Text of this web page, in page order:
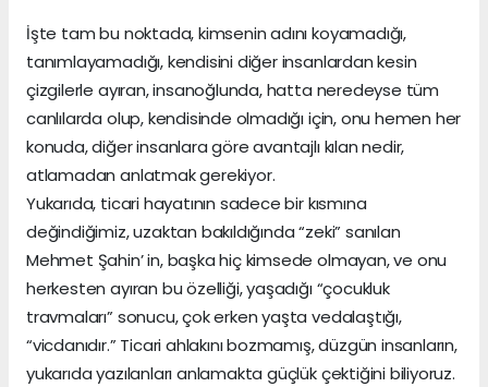
İşte tam bu noktada, kimsenin adını koyamadığı,
tanımlayamadığı, kendisini diğer insanlardan kesin
çizgilerle ayıran, insanoğlunda, hatta neredeyse tüm
canlılarda olup, kendisinde olmadığı için, onu hemen her
konuda, diğer insanlara göre avantajlı kılan nedir,
atlamadan anlatmak gerekiyor.
Yukarıda, ticari hayatının sadece bir kısmına
değindiğimiz, uzaktan bakıldığında “zeki” sanılan
Mehmet Şahin’ in, başka hiç kimsede olmayan, ve onu
herkesten ayıran bu özelliği, yaşadığı “çocukluk
travmaları” sonucu, çok erken yaşta vedalaştığı,
“vicdanıdır.” Ticari ahlakını bozmamış, düzgün insanların,
yukarıda yazılanları anlamakta güçlük çektiğini biliyoruz.